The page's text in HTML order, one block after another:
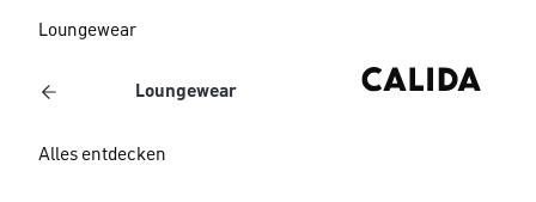
Loungewear
Loungewear
Alles entdecken